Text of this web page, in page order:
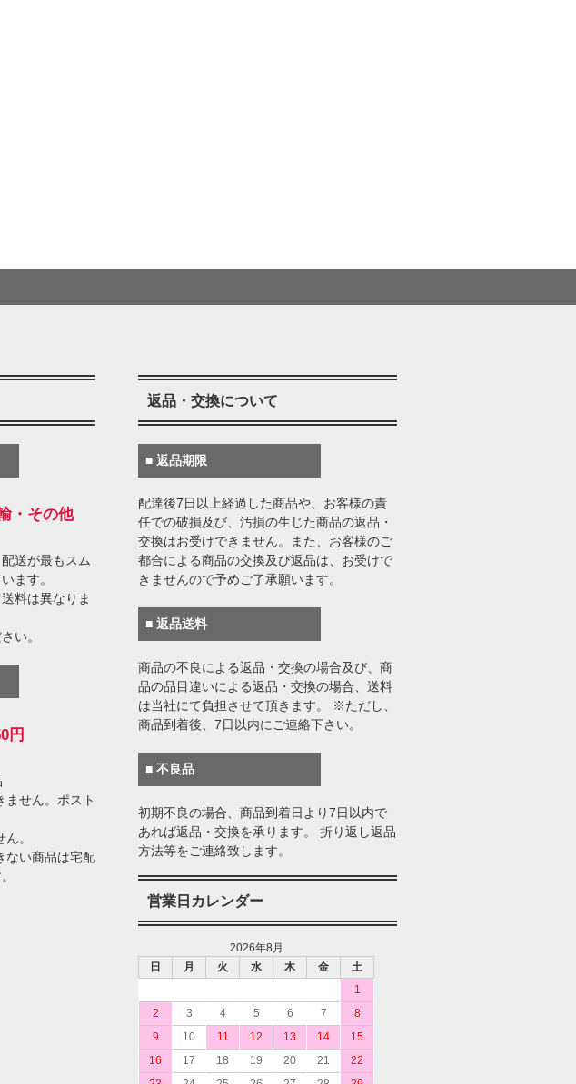
・その他
送が最もスム
ます。
料は異なりま
い。
円
ません。ポスト
。
ない商品は宅配
返品・交換について
■ 返品期限
配達後7日以上経過した商品や、お客様の責
任での破損及び、汚損の生じた商品の返品・
交換はお受けできません。また、お客様のご
都合による商品の交換及び返品は、お受けで
きませんので予めご了承願います。
■ 返品送料
商品の不良による返品・交換の場合及び、商
品の品目違いによる返品・交換の場合、送料
は当社にて負担させて頂きます。 ※ただし、
商品到着後、7日以内にご連絡下さい。
■ 不良品
初期不良の場合、商品到着日より7日以内で
あれば返品・交換を承ります。 折り返し返品
方法等をご連絡致します。
営業日カレンダー
2026年8月
日
月 火 水 木 金
土
1
2
3 4 5 6 7
8
9
10 11 12 13 14
15
16
17 18 19 20 21
22